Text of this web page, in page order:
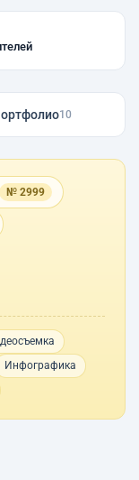
10
№ 2999
Инфографика